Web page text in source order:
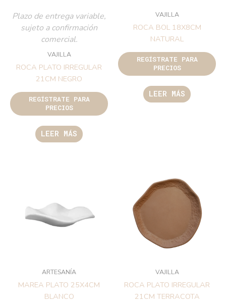
Plazo de entrega variable,
sujeto a confirmación
comercial.
VAJILLA
ROCA PLATO IRREGULAR
21CM NEGRO
REGÍSTRATE PARA
PRECIOS
LEER MÁS
VAJILLA
ROCA BOL 18X8CM
NATURAL
REGÍSTRATE PARA
PRECIOS
LEER MÁS
ARTESANÍA
MAREA PLATO 25X4CM
BLANCO
VAJILLA
ROCA PLATO IRREGULAR
21CM TERRACOTA